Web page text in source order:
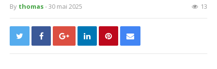
By thomas- 30 mai 2025 13